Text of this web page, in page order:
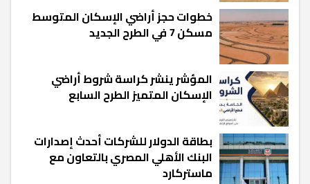
خطوات حجز أراضي الإسكان المتوسط
مسكن 7 في الطرح الجديد
المؤشر ينشر كراسة شروط أراضي
الإسكان المتميز الطرح السابع
بطاقة الدولار للشركات أحدث إصدارات
البنك الأهلي المصري بالتعاون مع
ماستركارد